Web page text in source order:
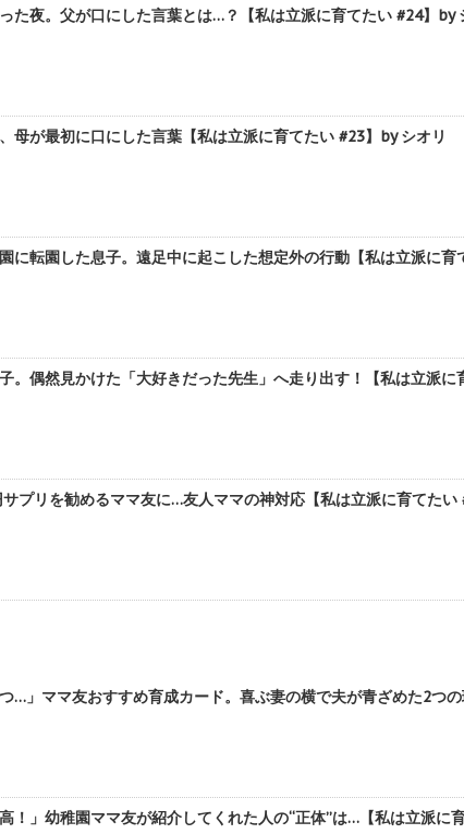
た夜。父が口にした言葉とは…？【私は立派に育てたい #24】by
母が最初に口にした言葉【私は立派に育てたい #23】by シオリ
に転園した息子。遠足中に起こした想定外の行動【私は立派に
。偶然見かけた「大好きだった先生」へ走り出す！【私は立派
サプリを勧めるママ友に…友人ママの神対応【私は立派に育てた
…」ママ友おすすめ育成カード。喜ぶ妻の横で夫が青ざめた2つ
！」幼稚園ママ友が紹介してくれた人の“正体”は…【私は立派に